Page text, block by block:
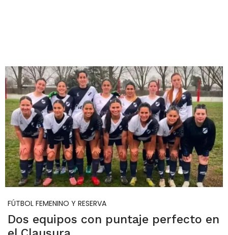
FÚTBOL FEMENINO Y RESERVA
Dos equipos con puntaje perfecto en